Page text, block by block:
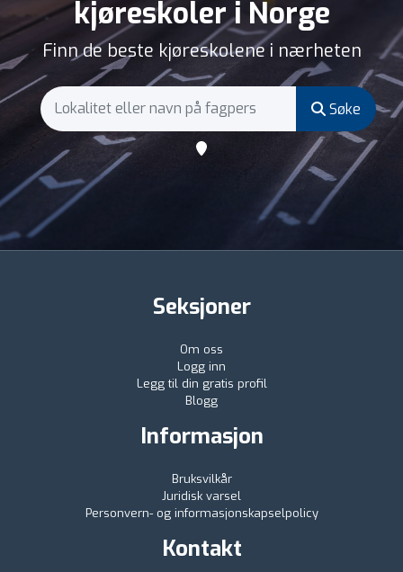
kjøreskoler i Norge
Finn de beste kjøreskolene i nærheten
Søke
Seksjoner
Om oss
Logg inn
Legg til din gratis profil
Blogg
Informasjon
Bruksvilkår
Juridisk varsel
Personvern- og informasjonskapselpolicy
Kontakt